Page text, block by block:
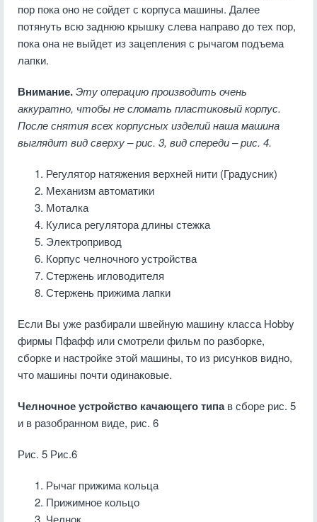
пор пока оно не сойдет с корпуса машины. Далее
потянуть всю заднюю крышку слева направо до тех пор,
пока она не выйдет из зацепления с рычагом подъема
лапки.
Внимание.Эту операцию производить очень
аккуратно, чтобы не сломать пластиковый корпус.
После снятия всех корпусных изделий наша машина
выглядит вид сверху – рис. 3, вид спереди – рис. 4.
Регулятор натяжения верхней нити (Градусник)
Механизм автоматики
Моталка
Кулиса регулятора длины стежка
Электропривод
Корпус челночного устройства
Стержень игловодителя
Стержень прижима лапки
Если Вы уже разбирали швейную машину класса Hobby
фирмы Пфафф или смотрели фильм по разборке,
сборке и настройке этой машины, то из рисунков видно,
что машины почти одинаковые.
Челночное устройство качающего типав сборе рис. 5
и в разобранном виде, рис. 6
Рис. 5 Рис.6
Рычаг прижима кольца
Прижимное кольцо
Челнок